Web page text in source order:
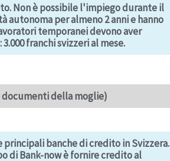
Non è possibile l'impiego durante il
per almeno 2 anni e hanno
temporanei devono aver
franchi svizzeri al mese.
della moglie)
banche di credito in Svizzera.
di Bank-now è fornire credito al